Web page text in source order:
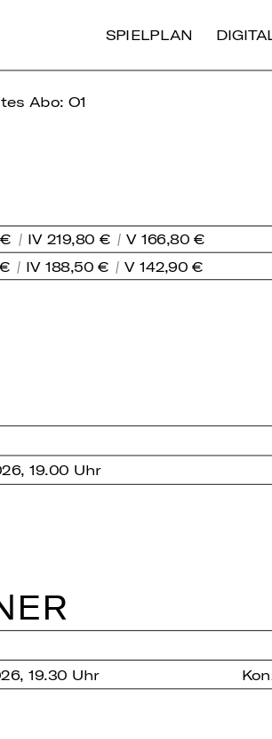
SPIELPLAN
Abo: O1
IV 219,80 € V 166,80 €
IV 188,50 € V 142,90 €
19.00 Uhr
19.30 Uhr